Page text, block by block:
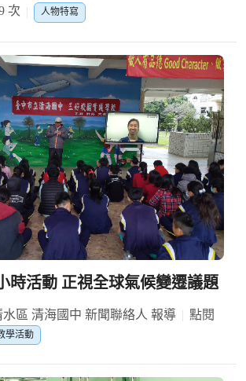
次
人物特寫
時活動 正視全球氣候變遷議題
水區 清海國中 新聞聯絡人 報導
點閱
學活動